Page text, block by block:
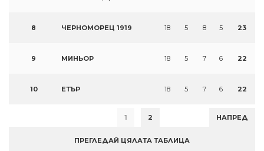
8 ЧЕРНОМОРЕЦ 1919 18 5 8 5 23
9 МИНЬОР 18 5 7 6 22
10 ЕТЪР 18 5 7 6 22
1 2 НАПРЕД
ПРЕГЛЕДАЙ ЦЯЛАТА ТАБЛИЦА